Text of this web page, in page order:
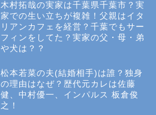
木村拓哉の実家は千葉県千葉市？実
家での生い立ちが複雑！父親はイタ
リアンカフェを経営？千葉でもサー
フィンをしてた？実家の父・母・弟
や犬は？？
松本若菜の夫(結婚相手)は誰？独身
の理由はなぜ？歴代元カレは佐藤
健、中村優一、インパルス 板倉俊
之！
Privacy Policy
小学校受験